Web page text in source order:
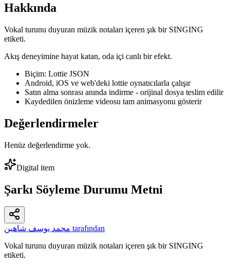
Hakkında
Vokal turunu duyuran müzik notaları içeren şık bir SINGING
etiketi.
Akış deneyimine hayat katan, oda içi canlı bir efekt.
Biçim: Lottie JSON
Android, iOS ve web'deki lottie oynatıcılarla çalışır
Satın alma sonrası anında indirme - orijinal dosya teslim edilir
Kaydedilen önizleme videosu tam animasyonu gösterir
Değerlendirmeler
Henüz değerlendirme yok.
Digital item
Şarkı Söyleme Durumu Metni
محمد يوسف شاهين tarafından
Vokal turunu duyuran müzik notaları içeren şık bir SINGING
etiketi.